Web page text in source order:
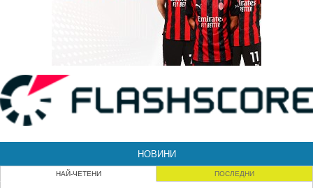
НОВИНИ
НАЙ-ЧЕТЕНИ ПОСЛЕДНИ